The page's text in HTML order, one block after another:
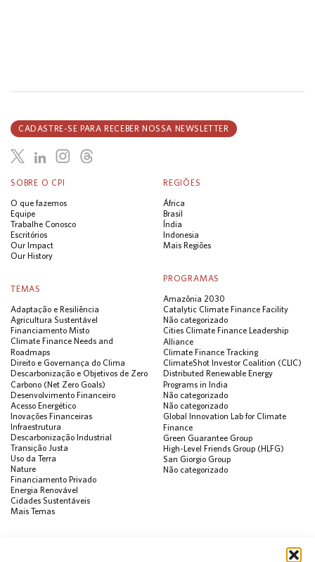
SOBRE O CPI
O que fazemos
Equipe
Trabalhe Conosco
Escritórios
Our Impact
Our History
REGIÕES
África
Brasil
Índia
Indonesia
Mais Regiões
TEMAS
Adaptação e Resiliência
Agricultura Sustentável
Financiamento Misto
Climate Finance Needs and
Roadmaps
Direito e Governança do Clima
Descarbonização e Objetivos de Zero
Carbono (Net Zero Goals)
Desenvolvimento Financeiro
Acesso Energético
Inovações Financeiras
Infraestrutura
Descarbonização Industrial
Transição Justa
Uso da Terra
Nature
Financiamento Privado
Energia Renovável
Cidades Sustentáveis
Mais Temas
PROGRAMAS
Amazônia 2030
Catalytic Climate Finance Facility
Não categorizado
Cities Climate Finance Leadership
Alliance
Climate Finance Tracking
ClimateShot Investor Coalition (CLIC)
Distributed Renewable Energy
Programs in India
Não categorizado
Não categorizado
Global Innovation Lab for Climate
Finance
Green Guarantee Group
High-Level Friends Group (HLFG)
San Giorgio Group
Não categorizado
CADASTRE-SE PARA RECEBER NOSSA NEWSLETTER